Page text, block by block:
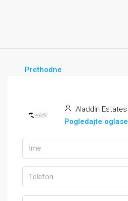
Prethodne
Aladdin Estates
Pogledajte oglase